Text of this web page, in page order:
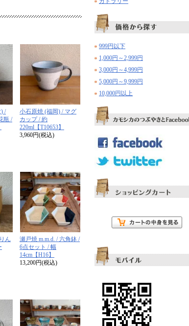
/
瓶 /
小石原焼 (福岡) / マグ
カップ / 約
220ml【T10653】
3,960円(税込)
ん
瀬戸焼 m.m.d. / 六角鉢 /
6点セット / 幅
14cm【H16】
13,200円(税込)
999円以下
1,000円～2,999円
3,000円～4,999円
5,000円～9,999円
10,000円以上